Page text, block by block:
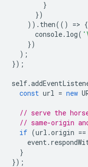
)).then (() =
console.
self.
const
url =
// serve the
// same-
if ( url.origin
event.